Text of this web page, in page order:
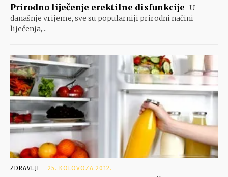
Prirodno liječenje erektilne disfunkcije U
današnje vrijeme, sve su popularniji prirodni načini
liječenja,...
ZDRAVLJE 25. KOLOVOZA 2012.